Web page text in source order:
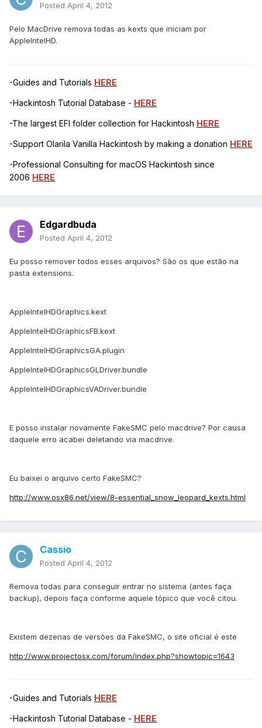
Posted April 4, 2012
Pelo MacDrive remova todas as kexts que iniciam por
AppleIntelHD.
-Guides and Tutorials HERE
-Hackintosh Tutorial Database - HERE
-The largest EFI folder collection for Hackintosh HERE
-Support Olarila Vanilla Hackintosh by making a donation HERE
-Professional Consulting for macOS Hackintosh since
2006 HERE
Edgardbuda
Posted April 4, 2012
Eu posso remover todos esses arquivos? São os que estão na
pasta extensions.
AppleIntelHDGraphics.kext
AppleIntelHDGraphicsFB.kext
AppleIntelHDGraphicsGA.plugin
AppleIntelHDGraphicsGLDriver.bundle
AppleIntelHDGraphicsVADriver.bundle
E posso instalar novamente FakeSMC pelo macdrive? Por causa
daquele erro acabei deletando via macdrive.
Eu baixei o arquivo certo FakeSMC?
http://www.osx86.net/view/8-essential_snow_leopard_kexts.html
Cassio
Posted April 4, 2012
Remova todas para conseguir entrar no sistema (antes faça
backup), depois faça conforme aquele tópico que você citou.
Existem dezenas de versões da FakeSMC, o site oficial é este
http://www.projectosx.com/forum/index.php?showtopic=1643
-Guides and Tutorials HERE
-Hackintosh Tutorial Database - HERE